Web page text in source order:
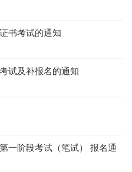
书考试的通知
试及补报名的通知
一阶段考试（笔试） 报名通